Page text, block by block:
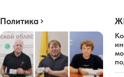
Политика